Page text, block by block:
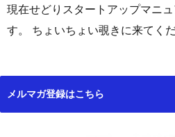
現在せどりスタートアップマニ
す。 ちょいちょい覗きに来てく
メルマガ登録はこちら